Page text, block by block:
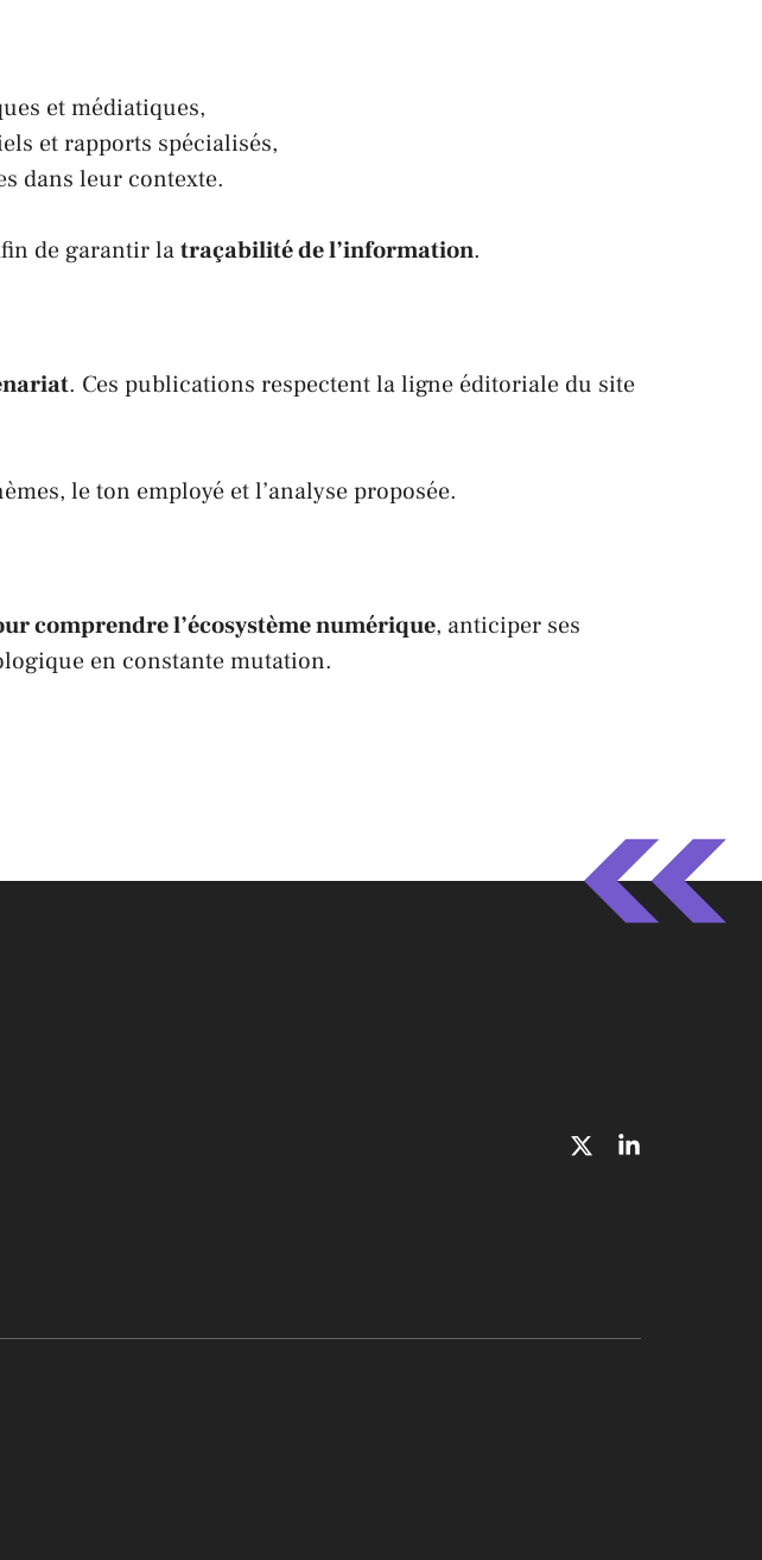
et médiatiques,
et rapports spécialisés,
dans leur contexte.
de garantir latraçabilité de l’information.
. Ces publications respectent la ligne éditoriale du site
le ton employé et l’analyse proposée.
comprendre l’écosystème numérique, anticiper ses
en constante mutation.